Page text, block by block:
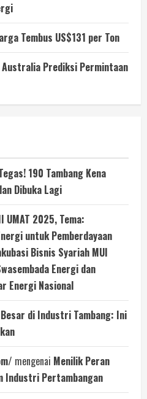
Tembus US$131 per Ton
Prediksi Permintaan
190 Tambang Kena
Dibuka Lagi
UMAT 2025, Tema:
untuk Pemberdayaan
Bisnis Syariah MUI
Energi dan
Energi Nasional
di Industri Tambang: Ini
mengenai Menilik Peran
Industri Pertambangan